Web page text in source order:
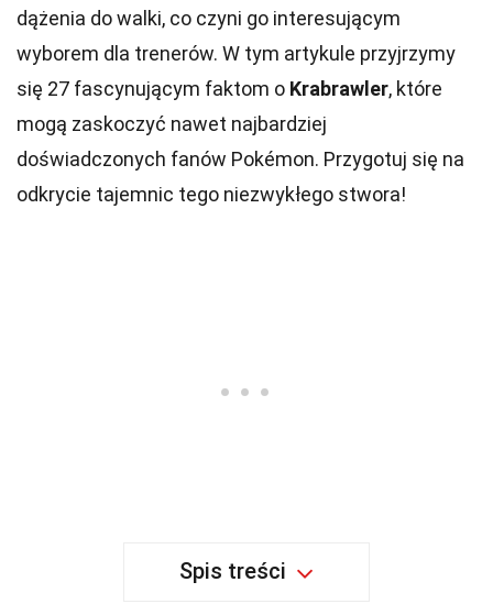
dążenia do walki, co czyni go interesującym
wyborem dla trenerów. W tym artykule przyjrzymy
się 27 fascynującym faktom o Krabrawler, które
mogą zaskoczyć nawet najbardziej
doświadczonych fanów Pokémon. Przygotuj się na
odkrycie tajemnic tego niezwykłego stwora!
Spis treści